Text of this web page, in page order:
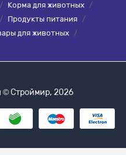
/ Корма для животных /
/ Продукты питания /
для животных /
Строймир, 2026